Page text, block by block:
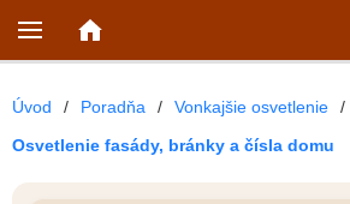
Úvod / Poradňa / Vonkajšie osvetlenie
/
Osvetlenie fasády, bránky a čísla domu